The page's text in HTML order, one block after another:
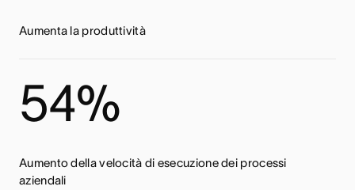
Aumenta la produttività
54%
Aumento della velocità di esecuzione dei processi
aziendali